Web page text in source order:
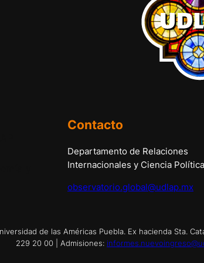
Contacto
Departamento de Relaciones
Internacionales y Ciencia Política
observatorio.global@udlap.mx
de las Américas Puebla. Ex hacienda Sta.
229 20 00 | Admisiones: